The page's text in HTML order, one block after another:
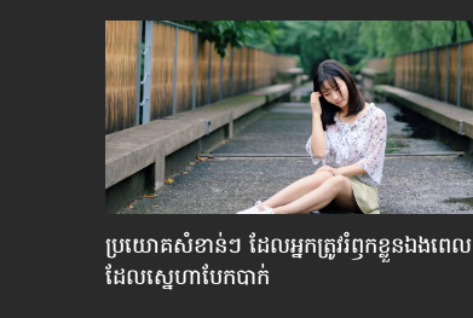
ប្រយោគ​សំខាន់ៗ ដែល​អ្នក​ត្រូវ​រំឭក​ខ្លួនឯង​ពេល​
ដែល​ស្នេហា​បែកបាក់